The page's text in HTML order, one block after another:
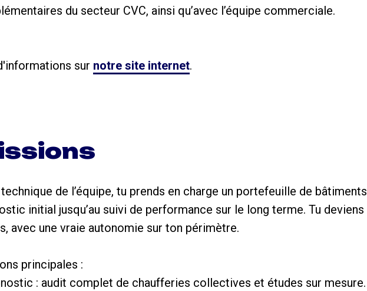
du secteur CVC, ainsi qu’avec l’équipe commerciale.
sur notre site internet.
de l’équipe, tu prends en charge un portefeuille de
initial jusqu’au suivi de performance sur le long terme. Tu
avec une vraie autonomie sur ton périmètre.
principales :
: audit complet de chaufferies collectives et études sur mesure.